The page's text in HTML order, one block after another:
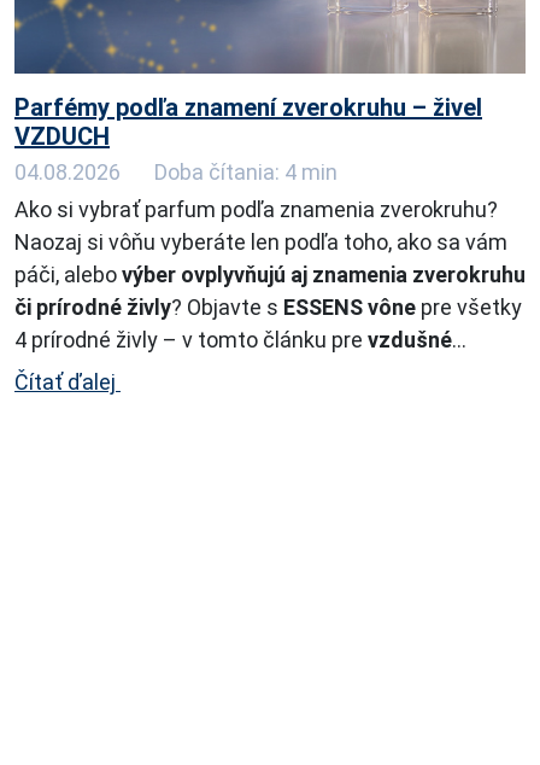
Parfémy podľa znamení zverokruhu – živel
VZDUCH
04.08.2026
Doba čítania: 4 min
Ako si vybrať parfum podľa znamenia zverokruhu?
Naozaj si vôňu vyberáte len podľa toho, ako sa vám
páči, alebovýber ovplyvňujú aj znamenia zverokruhu
či prírodné živly? Objavte s ESSENS vône pre všetky
4 prírodné živly – v tomto článku pre vzdušné
znamenia.
Čítať ďalej